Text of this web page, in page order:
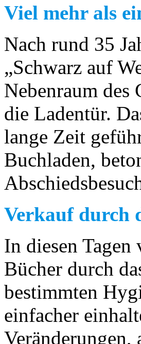
Viel mehr als
Nach rund 35
„Schwarz auf
Nebenraum des
die Ladentür.
lange Zeit
Buchladen,
Verkauf durch
In diesen
Bücher durch
bestimmten
einfacher